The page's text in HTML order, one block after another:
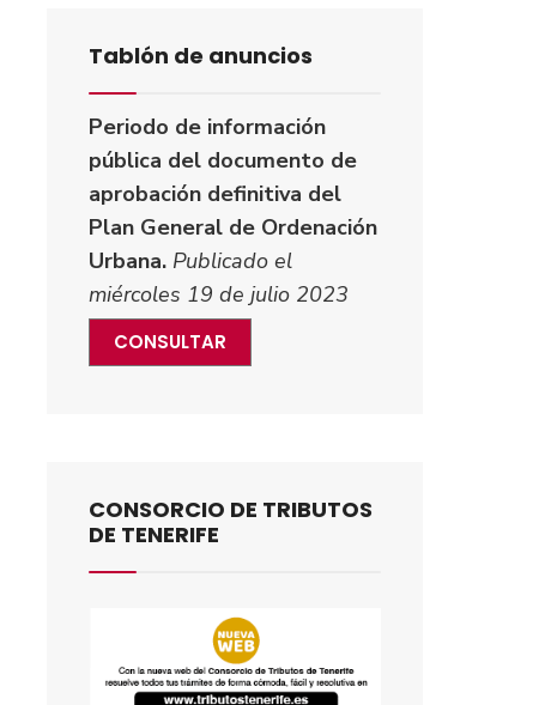
Tablón de anuncios
Periodo de información
pública del documento de
aprobación definitiva del
Plan General de Ordenación
Urbana. Publicado el
miércoles 19 de julio 2023
CONSULTAR
CONSORCIO DE TRIBUTOS
DE TENERIFE